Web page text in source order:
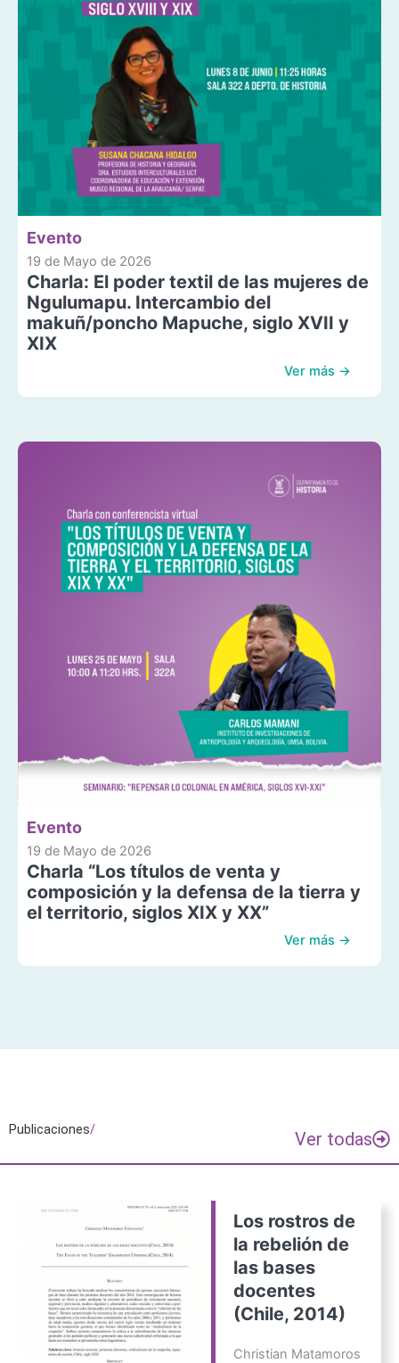
Evento
19 de Mayo de 2026
Charla: El poder textil de las mujeres de
Ngulumapu. Intercambio del
makuñ/poncho Mapuche, siglo XVII y
XIX
Ver más →
Evento
19 de Mayo de 2026
Charla “Los títulos de venta y
composición y la defensa de la tierra y
el territorio, siglos XIX y XX”
Ver más →
Publicaciones/ Ver todas
Los rostros de
la rebelión de
las bases
docentes
(Chile, 2014)
Christian Matamoros